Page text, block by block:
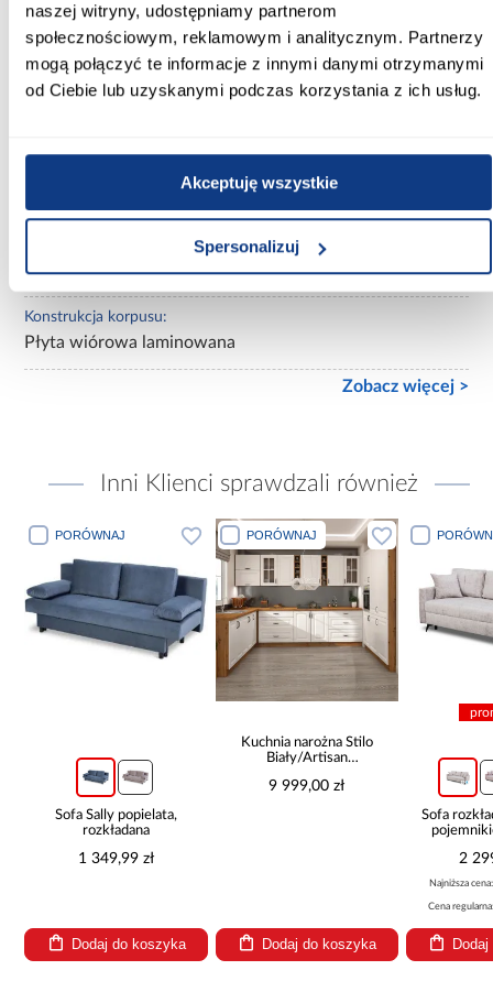
naszej witryny, udostępniamy partnerom
społecznościowym, reklamowym i analitycznym. Partnerzy
mogą połączyć te informacje z innymi danymi otrzymanymi
od Ciebie lub uzyskanymi podczas korzystania z ich usług.
Akceptuję wszystkie
Spersonalizuj
Kolor korpusu:
dąb cremona
Wykończenie frontów:
Płyta wiórowa laminowana
Konstrukcja korpusu:
Płyta wiórowa laminowana
Zobacz więcej >
Inni Klienci sprawdzali również
PORÓWNAJ
Sofa Sally popielata,
rozkładana
1 349,99 zł
Dodaj do koszyka
PORÓWNAJ
Kuchnia narożna Stilo
Biały/Artisan
9 999,00 zł
Dodaj do koszyka
Sofa
2
Najniższa
Cena